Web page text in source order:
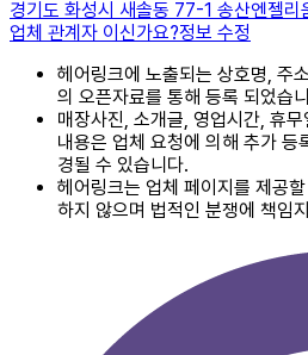
경기도 화성시 새솔동 77-1 송산엔젤
업체 관계자 이신가요?정보 수정
헤어링크에 노출되는 상호명, 주
의 오픈자료를 통해 등록 되었습
매장사진, 소개글, 영업시간, 휴
내용은 업체 요청에 의해 추가 등
경될 수 있습니다.
헤어링크는 업체 페이지를 제공
하지 않으며 법적인 분쟁에 책임